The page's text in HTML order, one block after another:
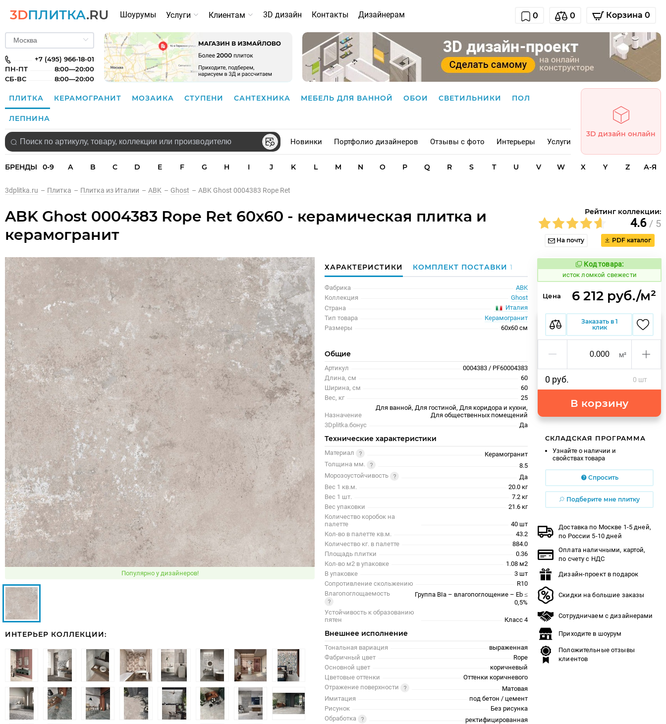
3DПЛИТКА.RU Шоурумы Услуги Клиентам 3D дизайн Контакты Дизайнерам 0 0 Корзина 0
+7 (495) 966-18-01
ПН-ПТ
8:00—20:00
СБ-ВС
8:00—20:00
ПЛИТКА КЕРАМОГРАНИТ МОЗАИКА СТУПЕНИ САНТЕХНИКА МЕБЕЛЬ ДЛЯ ВАННОЙ ОБОИ СВЕТИЛЬНИКИ ПОЛ
ЛЕПНИНА
Новинки Портфолио дизайнеров Отзывы с фото Интерьеры Услуги
3D дизайн онлайн
БРЕНДЫ 0-9 A B C D E F G H I J K L M N O P Q R S T U V W X Y Z А-Я
3dplitka.ru – Плитка – Плитка из Италии – ABK – Ghost – ABK Ghost 0004383 Rope Ret
ABK Ghost 0004383 Rope Ret 60x60 - керамическая плитка и
керамогранит
Рейтинг коллекции:
4.6 / 5
На почту PDF каталог
Популярно у дизайнеров!
ИНТЕРЬЕР КОЛЛЕКЦИИ:
ХАРАКТЕРИСТИКИ КОМПЛЕКТ ПОСТАВКИ1
Фабрика
ABK
Коллекция
Ghost
Страна
Италия
Тип товара
Керамогранит
Размеры
60x60 см
Общие
Артикул
0004383 / PF60004383
Длина, см
60
Ширина, см
60
Вес, кг
25
Назначение
Для ванной, Для гостиной, Для коридора и кухни,
Для общественных помещений
3Dplitka.бонус
Да
Технические характеристики
Материал
Керамогранит
Толщина мм.
8.5
Морозоустойчивость
Да
Вес 1 кв.м.
20.0 кг
Вес 1 шт.
7.2 кг
Вес упаковки
21.6 кг
Количество коробок на
палетте
40 шт
Кол-во в палетте кв.м.
43.2
Количество кг. в палетте
884.0
Площадь плитки
0.36
Кол-во м2 в упаковке
1.08 м2
В упаковке
3 шт
Сопротивление скольжению
R10
Влагопоглощаемость
Группа BIa – влагопоглощение – Eb ≤
0,5%
Устойчивость к образованию
пятен
Класс 4
Внешнее исполнение
Тональная вариация
выраженная
Фабричный цвет
Rope
Основной цвет
коричневый
Цветовые оттенки
Оттенки коричневого
Отражение поверхности
Матовая
Имитация
под бетон / цемент
Рисунок
Без рисунка
Обработка
ректифицированная
Код товара:
584208 Код товара:
исток ломкой свежести
Цена 6 212 руб./м²
Заказать в 1
клик
м²
0 руб. 0 шт
В корзину
СКЛАДСКАЯ ПРОГРАММА
Узнайте о наличии и
свойствах товара
Спросить
Подберите мне плитку
Доставка по Москве 1-5 дней,
по России 5-10 дней
Оплата наличными, картой,
по счету с НДС
Дизайн-проект в подарок
Скидки на большие заказы
Сотрудничаем с дизайнерами
Приходите в шоурум
Положительные отзывы
клиентов